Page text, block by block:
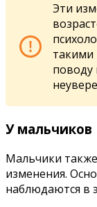
Эти
такими
поводу
У мальчиков
Мальчики
изменения.
наблюдаются в